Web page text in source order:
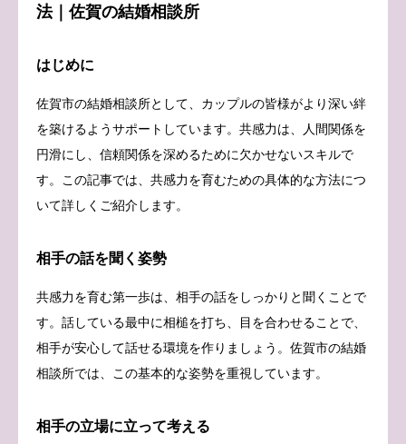
法｜佐賀の結婚相談所
はじめに
佐賀市の結婚相談所として、カップルの皆様がより深い絆
を築けるようサポートしています。共感力は、人間関係を
円滑にし、信頼関係を深めるために欠かせないスキルで
す。この記事では、共感力を育むための具体的な方法につ
いて詳しくご紹介します。
相手の話を聞く姿勢
共感力を育む第一歩は、相手の話をしっかりと聞くことで
す。話している最中に相槌を打ち、目を合わせることで、
相手が安心して話せる環境を作りましょう。佐賀市の結婚
相談所では、この基本的な姿勢を重視しています。
相手の立場に立って考える